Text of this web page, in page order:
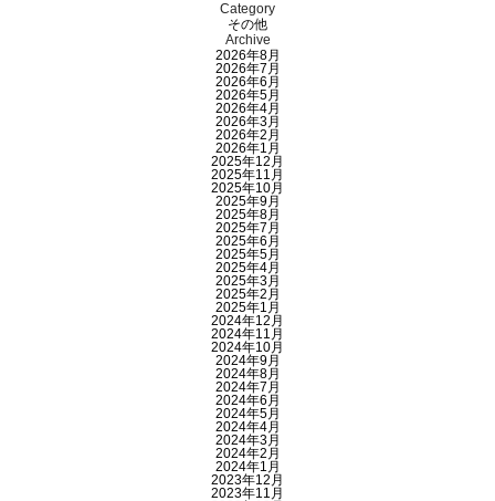
Category
その他
Archive
2026年8月
2026年7月
2026年6月
2026年5月
2026年4月
2026年3月
2026年2月
2026年1月
2025年12月
2025年11月
2025年10月
2025年9月
2025年8月
2025年7月
2025年6月
2025年5月
2025年4月
2025年3月
2025年2月
2025年1月
2024年12月
2024年11月
2024年10月
2024年9月
2024年8月
2024年7月
2024年6月
2024年5月
2024年4月
2024年3月
2024年2月
2024年1月
2023年12月
2023年11月